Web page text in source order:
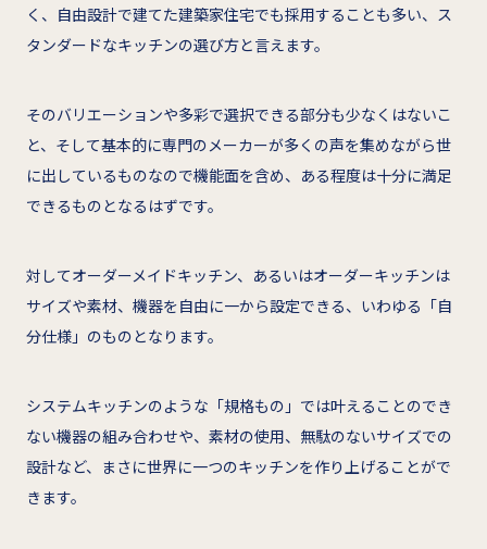
く、自由設計で建てた建築家住宅でも採用することも多い、ス
タンダードなキッチンの選び方と言えます。
そのバリエーションや多彩で選択できる部分も少なくはないこ
と、そして基本的に専門のメーカーが多くの声を集めながら世
に出しているものなので機能面を含め、ある程度は十分に満足
できるものとなるはずです。
対してオーダーメイドキッチン、あるいはオーダーキッチンは
サイズや素材、機器を自由に一から設定できる、いわゆる「自
分仕様」のものとなります。
システムキッチンのような「規格もの」では叶えることのでき
ない機器の組み合わせや、素材の使用、無駄のないサイズでの
設計など、まさに世界に一つのキッチンを作り上げることがで
きます。